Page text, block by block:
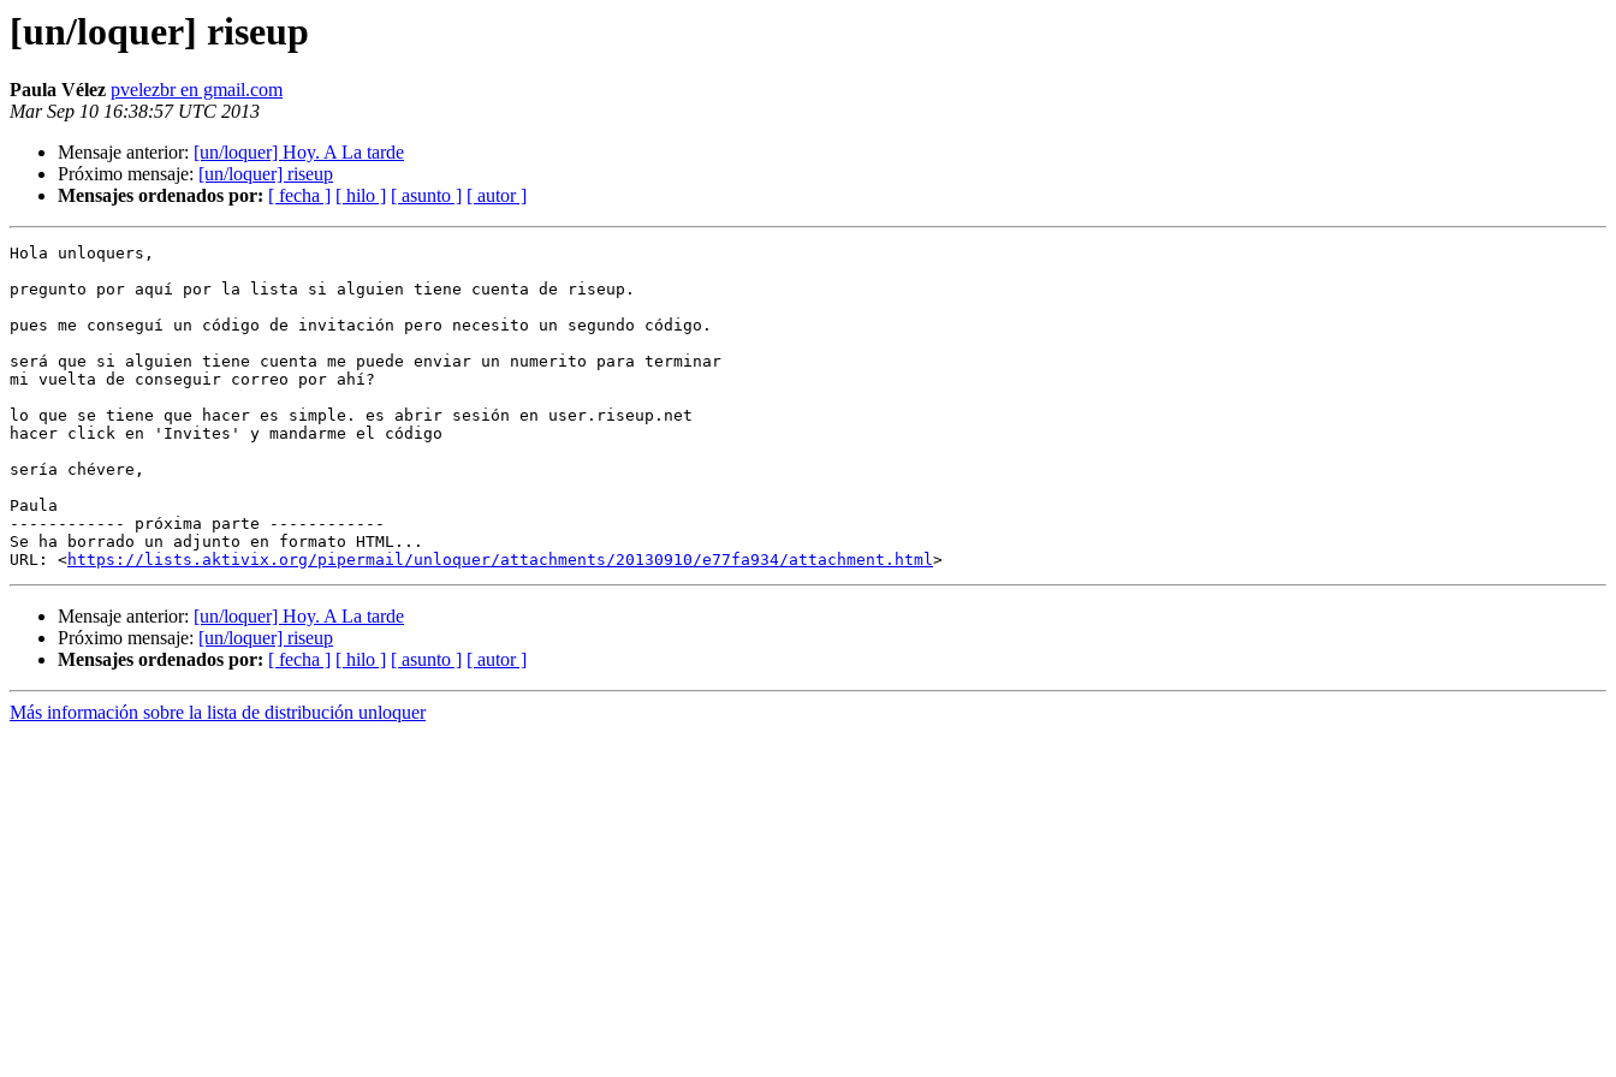
[un/loquer] riseup
Paula Vélez pvelezbr en gmail.com
Mar Sep 10 16:38:57 UTC 2013
Mensaje anterior: [un/loquer] Hoy. A La tarde
Próximo mensaje: [un/loquer] riseup
Mensajes ordenados por: [ fecha ] [ hilo ] [ asunto ] [ autor ]
Hola unloquers,
pregunto por aquí por la lista si alguien tiene cuenta de riseup.
pues me conseguí un código de invitación pero necesito un segundo código.
será que si alguien tiene cuenta me puede enviar un numerito para terminar
mi vuelta de conseguir correo por ahí?
lo que se tiene que hacer es simple. es abrir sesión en user.riseup.net
hacer click en 'Invites' y mandarme el código
sería chévere,
Paula
------------ próxima parte ------------
Se ha borrado un adjunto en formato HTML...
URL: <https://lists.aktivix.org/pipermail/unloquer/attachments/20130910/e77fa934/attachment.html
Mensaje anterior: [un/loquer] Hoy. A La tarde
Próximo mensaje: [un/loquer] riseup
Mensajes ordenados por: [ fecha ] [ hilo ] [ asunto ] [ autor ]
Más información sobre la lista de distribución unloquer